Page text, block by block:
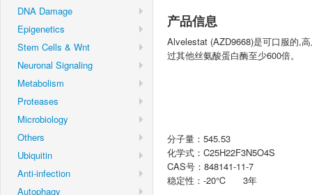
DNA Damage
Epigenetics
Stem Cells & Wnt
Neuronal Signaling
Metabolism
Proteases
Microbiology
Others
Ubiquitin
Anti-infection
Autophagy
产品信息
Alvelestat (AZD9668)是可口服的,
过其他丝氨酸蛋白酶至少600倍。
分子量：545.53
化学式：C25H22F3N5O4S
CAS号：848141-11-7
稳定性：-20℃ 3年